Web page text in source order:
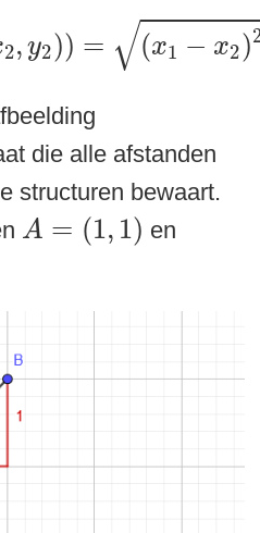
2, y2)) = √(x1 − x2)
(x1−x2)2+
die alle afstanden
structuren bewaart.
A = (1, 1)
A ,1
en